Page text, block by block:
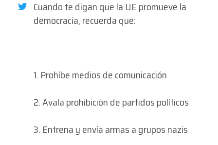
Cuando te digan que la UE promueve la
democracia, recuerda que:
1. Prohíbe medios de comunicación
2. Avala prohibición de partidos políticos
3. Entrena y envía armas a grupos nazis